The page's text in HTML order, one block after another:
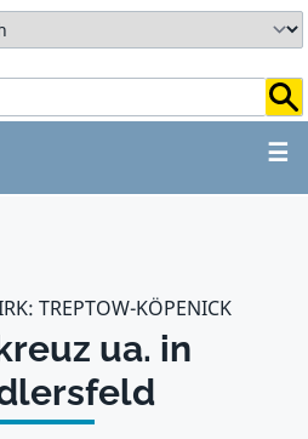
☰
ZUM HAUPTBEREICH
TREPTOW-KÖPENICK
ua. in